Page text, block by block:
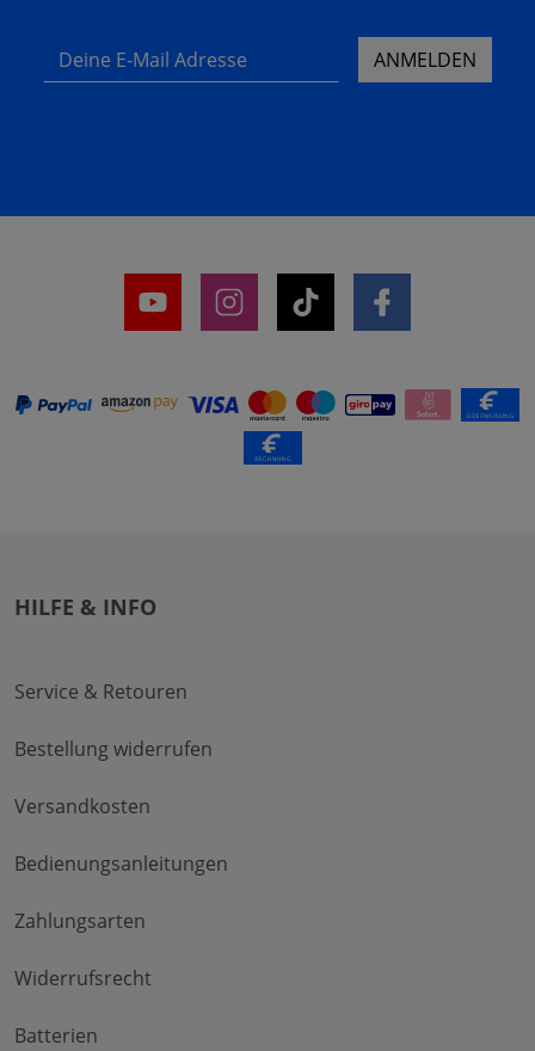
Deine E-Mail Adresse ANMELDEN
HILFE & INFO
Service & Retouren
Bestellung widerrufen
Versandkosten
Bedienungsanleitungen
Zahlungsarten
Widerrufsrecht
Batterien